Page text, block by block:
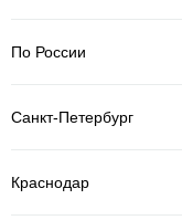
По России
Санкт-Петербург
Краснодар